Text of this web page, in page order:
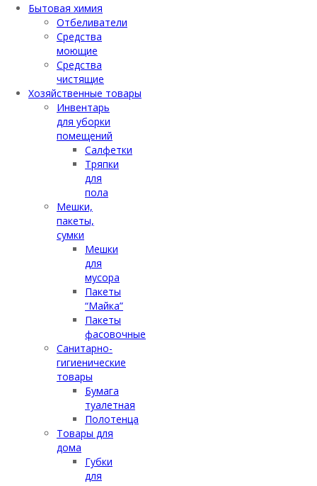
Бытовая химия
Отбеливатели
Средства
моющие
Средства
чистящие
Хозяйственные товары
Инвентарь
для уборки
помещений
Салфетки
Тряпки
для
пола
Мешки,
пакеты,
сумки
Мешки
для
мусора
Пакеты
“Майка”
Пакеты
фасовочные
Санитарно-
гигиенические
товары
Бумага
туалетная
Полотенца
Товары для
дома
Губки
для